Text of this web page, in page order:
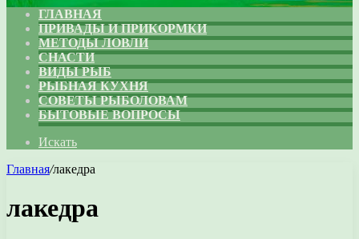
ГЛАВНАЯ
ПРИВАДЫ И ПРИКОРМКИ
МЕТОДЫ ЛОВЛИ
СНАСТИ
ВИДЫ РЫБ
РЫБНАЯ КУХНЯ
СОВЕТЫ РЫБОЛОВАМ
БЫТОВЫЕ ВОПРОСЫ
Искать
Главная/лакедра
лакедра